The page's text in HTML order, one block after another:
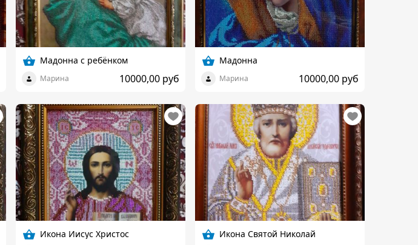
Мадонна с ребёнком
Марина 10000,00 руб
Мадонна
Марина 10000,00 руб
Икона Иисус Христос Икона Святой Николай